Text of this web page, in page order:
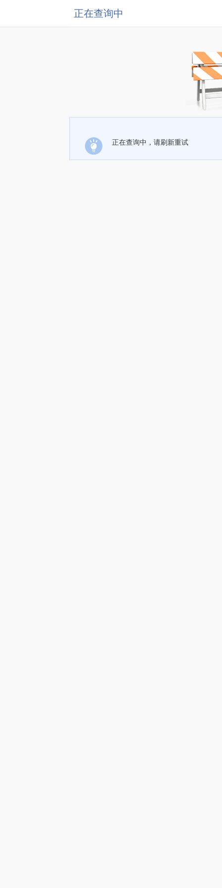
正在查询中
正在查询中，请刷新重试